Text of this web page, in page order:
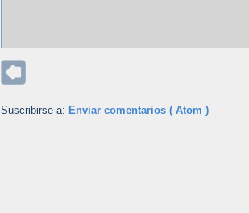
Suscribirse a: Enviar comentarios ( Atom )